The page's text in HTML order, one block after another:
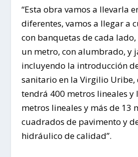
“Esta obra vamos a llevarla
diferentes, vamos a llegar a
con banquetas de cada
un metro, con alumbrado, y
incluyendo la introducción
sanitario en la Virgilio Uribe,
tendrá 400 metros lineales y
metros lineales y más de 13
cuadrados de pavimento y
hidráulico de calidad”.